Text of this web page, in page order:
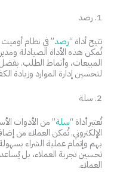
1. رصد
تتيح أداة “رصد” في نظام
تُمكن هذه الأداة الصيادلة
المبيعات، وأنماط الطلب.
لتحسين إدارة الموارد وزيادة
2. سلة
تُعتبر أداة “سلة” من الأدوات
الإلكتروني. تُمكن العملاء من
بهم وإتمام عملية الشراء
تحسين تجربة العملاء، بل
العملاء.